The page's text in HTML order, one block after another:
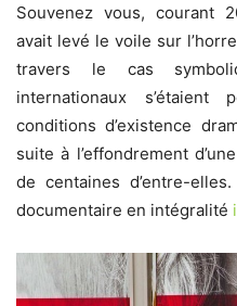
Souvenez vous, courant
avait levé le voile sur
travers le cas
internationaux
conditions d’existence
suite à l’effondrement
de centaines d’entre-
documentaire en intégralité